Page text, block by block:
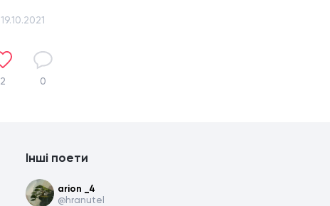
19.10.2021
2 0
Інші поети
arion _4
@hranutel